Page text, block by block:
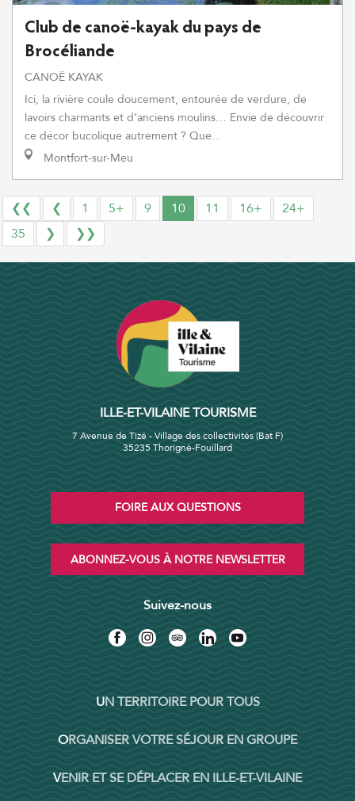
Club de canoë-kayak du pays de
Brocéliande
CANOË KAYAK
Ici, la rivière coule doucement, entourée de verdure, de
lavoirs charmants et d’anciens moulins… Envie de découvrir
ce décor bucolique autrement ? Que...
Montfort-sur-Meu
❮❮ ❮ 1 5+ 9 10 11 16+
24+
35
❯ ❯❯
ILLE-ET-VILAINE TOURISME
7 Avenue de Tizé - Village des collectivités (Bat F)
35235 Thorigné-Fouillard
FOIRE AUX QUESTIONS
ABONNEZ-VOUS À NOTRE NEWSLETTER
Suivez-nous
UN TERRITOIRE POUR TOUS
ORGANISER VOTRE SÉJOUR EN GROUPE
VENIR ET SE DÉPLACER EN ILLE-ET-VILAINE